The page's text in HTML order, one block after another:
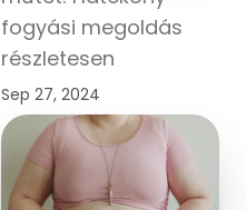
fogyási megoldás
részletesen
Sep 27, 2024